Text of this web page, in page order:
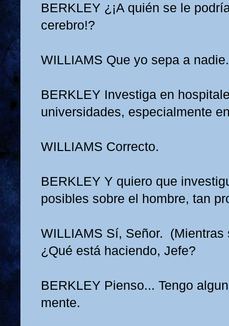
BERKLEY ¿¡A quién se le
cerebro!?
WILLIAMS Que yo sepa a nadie.
BERKLEY Investiga en
universidades, especialmente
WILLIAMS Correcto.
BERKLEY Y quiero que
posibles sobre el hombre, tan
WILLIAMS Sí, Señor. (Mientras
¿Qué está haciendo, Jefe?
BERKLEY Pienso... Tengo
mente.